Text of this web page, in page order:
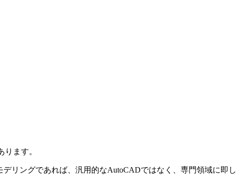
ます。
リングであれば、汎用的なAutoCADではなく、専門領域に即し